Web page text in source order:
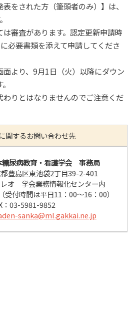
をされた方（筆頭者のみ）】は、
審査があります。認定更新申請時
必要書類を添えて申請してくださ
より、9月1日（火）以降にダウン
わりとはなりませんのでご注意くだ
関するお問い合わせ先
糖尿病教育・看護学会 事務局
豊島区東池袋2丁目39-2-401
オ 学会業務情報化センター内
付時間は平日11：00～16：00）
：03-5981-9852
sanka@ml.gakkai.ne.jp